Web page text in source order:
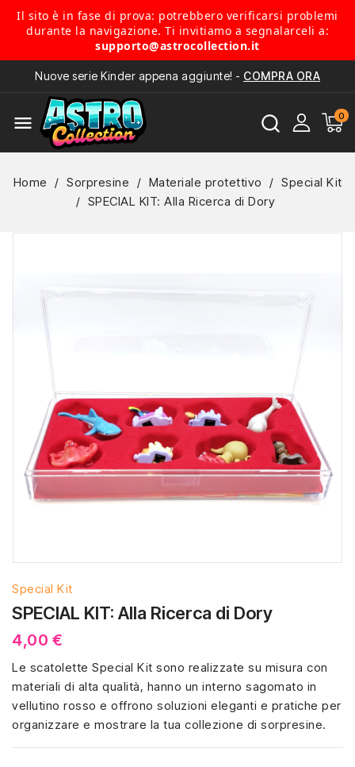
Il sito è in fase di prova: potrebbero verificarsi problemi
durante la navigazione. Ti invitiamo a segnalarceli a:
supporto@astrocollection.it
Nuove serie Kinder appena aggiunte! - COMPRA ORA
menu
Home Sorpresine Materiale protettivo
Special Kit
SPECIAL KIT: Alla Ricerca di Dory
Special Kit
SPECIAL KIT: Alla Ricerca di Dory
4,00 €
Le scatolette Special Kit sono realizzate su misura con
materiali di alta qualità, hanno un interno sagomato in
vellutino rosso e offrono soluzioni eleganti e pratiche per
organizzare e mostrare la tua collezione di sorpresine.